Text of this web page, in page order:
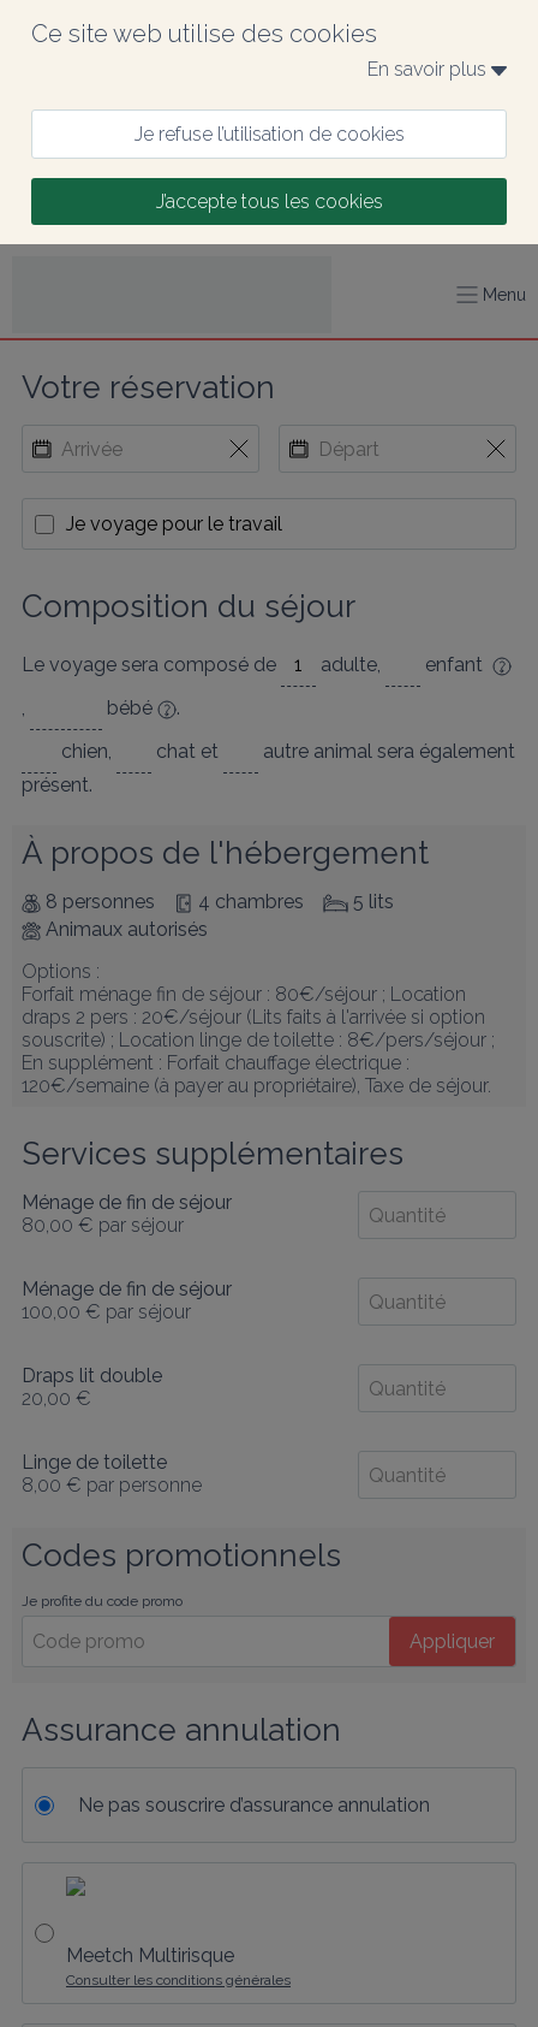
Ce site web utilise des cookies
En savoir plus
Je refuse l’utilisation de cookies
J’accepte tous les cookies
Menu
Votre réservation
Je voyage pour le travail
Composition du séjour
Le voyage sera composé de adulte,
enfant
,
bébé
.
chien, chat et autre animal sera également
présent.
À propos de l'hébergement
8 personnes 4 chambres
5 lits
Animaux autorisés
Options :
Forfait ménage fin de séjour : 80€/séjour ; Location
draps 2 pers : 20€/séjour (Lits faits à l'arrivée si option
souscrite) ; Location linge de toilette : 8€/pers/séjour ;
En supplément : Forfait chauffage électrique :
120€/semaine (à payer au propriétaire), Taxe de séjour.
Services supplémentaires
Ménage de fin de séjour
80,00 € par séjour
Ménage de fin de séjour
100,00 € par séjour
Draps lit double
20,00 €
Linge de toilette
8,00 € par personne
Codes promotionnels
Je profite du code promo
Appliquer
Assurance annulation
Ne pas souscrire d’assurance annulation
Meetch Multirisque
Consulter les conditions générales